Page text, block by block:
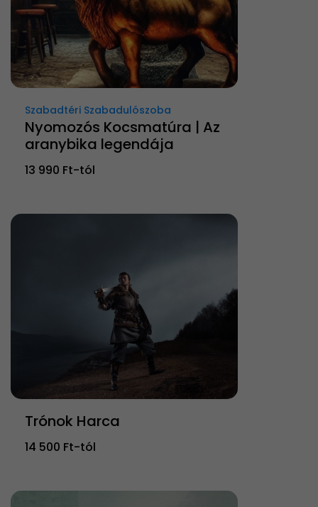
Szabadtéri Szabadulószoba
Nyomozós Kocsmatúra | Az
aranybika legendája
13 990 Ft-tól
Trónok Harca
14 500 Ft-tól